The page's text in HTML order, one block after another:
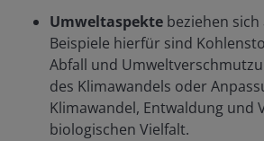
Umweltaspekte beziehen
Beispiele hierfür sind
Abfall und
des Klimawandels oder
Klimawandel, Entwaldung und
biologischen Vielfalt.